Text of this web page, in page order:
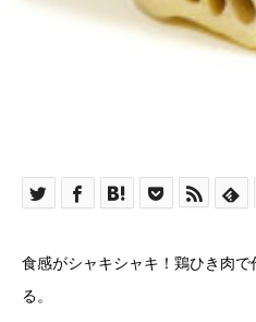
食感がシャキシャキ！鶏ひき肉
る。